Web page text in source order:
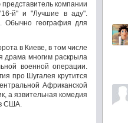
компании
й" и "Лучшие в аду".
Обычно география для
в Киеве, в том числе
драма многим раскрыла
военной операции.
про Шугалея крутится
Африканской
а язвительная комедия
в США.